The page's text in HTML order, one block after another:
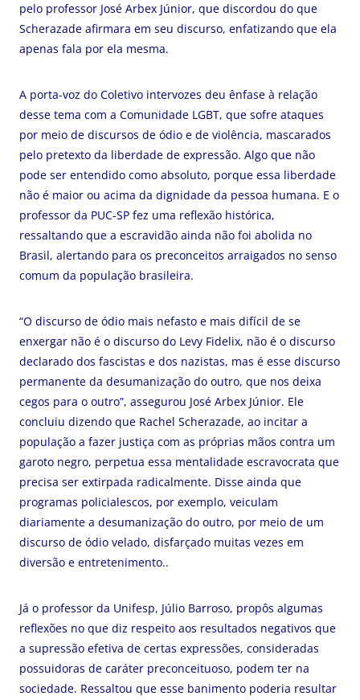
pelo professor José Arbex Júnior, que discordou do que
Scherazade afirmara em seu discurso, enfatizando que ela
apenas fala por ela mesma.
A porta-voz do Coletivo intervozes deu ênfase à relação
desse tema com a Comunidade LGBT, que sofre ataques
por meio de discursos de ódio e de violência, mascarados
pelo pretexto da liberdade de expressão. Algo que não
pode ser entendido como absoluto, porque essa liberdade
não é maior ou acima da dignidade da pessoa humana. E o
professor da PUC-SP fez uma reflexão histórica,
ressaltando que a escravidão ainda não foi abolida no
Brasil, alertando para os preconceitos arraigados no senso
comum da população brasileira.
“O discurso de ódio mais nefasto e mais difícil de se
enxergar não é o discurso do Levy Fidelix, não é o discurso
declarado dos fascistas e dos nazistas, mas é esse discurso
permanente da desumanização do outro, que nos deixa
cegos para o outro”, assegurou José Arbex Júnior. Ele
concluiu dizendo que Rachel Scherazade, ao incitar a
população a fazer justiça com as próprias mãos contra um
garoto negro, perpetua essa mentalidade escravocrata que
precisa ser extirpada radicalmente. Disse ainda que
programas policialescos, por exemplo, veiculam
diariamente a desumanização do outro, por meio de um
discurso de ódio velado, disfarçado muitas vezes em
diversão e entretenimento..
Já o professor da Unifesp, Júlio Barroso, propôs algumas
reflexões no que diz respeito aos resultados negativos que
a supressão efetiva de certas expressões, consideradas
possuidoras de caráter preconceituoso, podem ter na
sociedade. Ressaltou que esse banimento poderia resultar